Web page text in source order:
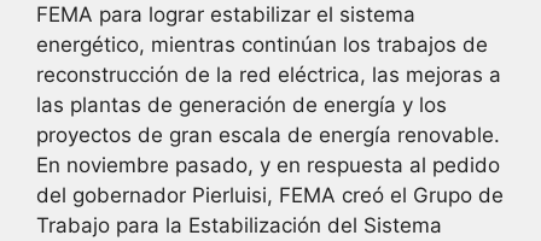
FEMA para lograr estabilizar el sistema
energético, mientras continúan los trabajos de
reconstrucción de la red eléctrica, las mejoras a
las plantas de generación de energía y los
proyectos de gran escala de energía renovable.
En noviembre pasado, y en respuesta al pedido
del gobernador Pierluisi, FEMA creó el Grupo de
Trabajo para la Estabilización del Sistema